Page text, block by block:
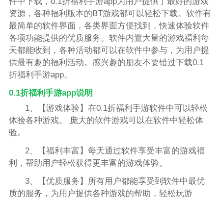
资源，各种福利版本的BT游戏都可以轻松下载。软件有
最简单的软件界面，各类界面方便找到，快速体验软件
各项功能提供的优质服务。软件内置大量的游戏福利每
天都能收到，各种活动都可以在软件中参与，为用户提
供最有趣的福利活动。感兴趣的朋友不要错过下载0.1
折福利手游app。
0.1折福利手游app说明
1、【游戏体验】在0.1折福利手游软件中可以轻松
体验各种游戏。 庞大的软件游戏可以在软件中轻松体
验。
2、【福利丰富】每天通过软件享受丰富的游戏福
利，帮助用户轻松获得更丰富的游戏体验。
3、【优质服务】所有用户都能享受到软件中最优
质的服务，为用户提供各种游戏的帮助，轻松玩游